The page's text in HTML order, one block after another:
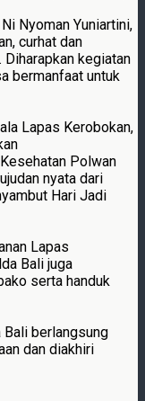
Nyoman Yuniartini,
curhat dan
kegiatan
bermanfaat untuk
Lapas Kerobokan,
Polwan
nyata dari
Hari Jadi
Lapas
Bali juga
serta handuk
berlangsung
dan diakhiri